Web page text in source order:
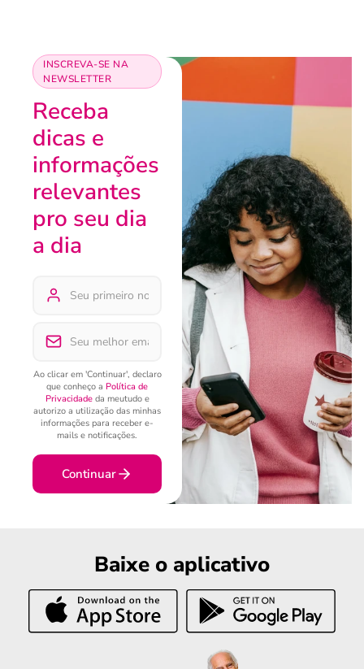
INSCREVA-SE NA
NEWSLETTER
Receba
dicas e
informações
relevantes
pro seu dia
a dia
Ao clicar em 'Continuar', declaro
que conheço a Política de
Privacidadeda meutudo e
autorizo a utilização das minhas
informações para receber e-
mails e notificações.
Continuar
Baixe o aplicativo